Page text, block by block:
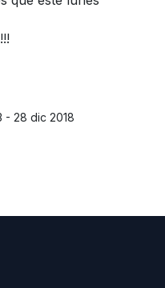
- 28 dic 2018